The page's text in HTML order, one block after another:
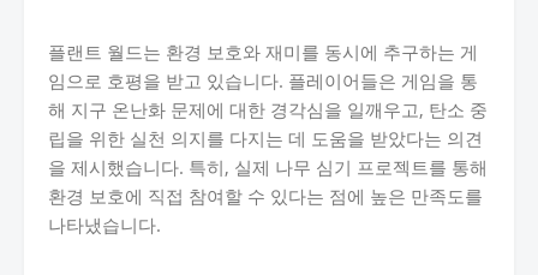
플랜트 월드는 환경 보호와 재미를 동시에 추구하는 게
임으로 호평을 받고 있습니다. 플레이어들은 게임을 통
해 지구 온난화 문제에 대한 경각심을 일깨우고, 탄소 중
립을 위한 실천 의지를 다지는 데 도움을 받았다는 의견
을 제시했습니다. 특히, 실제 나무 심기 프로젝트를 통해
환경 보호에 직접 참여할 수 있다는 점에 높은 만족도를
나타냈습니다.